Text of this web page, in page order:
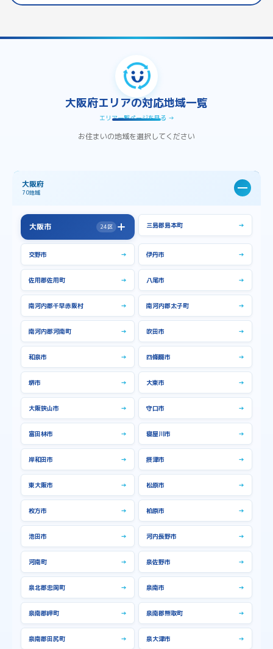
大阪府エリアの対応地域一覧
エリア一覧ページを見る →
お住まいの地域を選択してください
大阪府
70地域
大阪市 24区
大阪市全域
中央区
住吉区 → 北区 →
城東区 → 大正区 →
旭区 →
東成区
此花区 → 浪速区 →
淀川区 → 港区 →
西区 →
西淀川区
三島郡島本町 →
交野市 → 伊丹市 →
佐用郡佐用町 → 八尾市 →
南河内郡千早赤阪村 → 南河内郡太子町 →
南河内郡河南町 → 吹田市 →
和泉市 → 四條畷市 →
堺市 → 大東市 →
大阪狭山市 → 守口市 →
富田林市 → 寝屋川市 →
岸和田市 → 摂津市 →
東大阪市 → 松原市 →
枚方市 → 柏原市 →
池田市 → 河内長野市 →
河南町 → 泉佐野市 →
泉北郡忠岡町 → 泉南市 →
泉南郡岬町 → 泉南郡熊取町 →
泉南郡田尻町 → 泉大津市 →